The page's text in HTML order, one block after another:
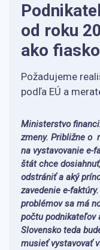
od roku
ako
Požadujeme
podľa EÚ a
Ministerstvo
zmeny. Približne o
na vystavovanie e-
štát chce
odstrániť a aký
zavedenie e-
problémov sa má
počtu podnikateľov
Slovensko teda
musieť vystavovať